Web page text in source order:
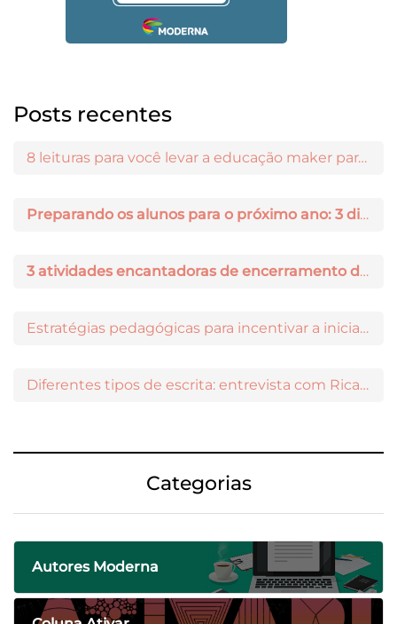
Posts recentes
8 leituras para você levar a educação maker para a sala de aula
Preparando os alunos para o próximo ano: 3 dicas práticas
3 atividades encantadoras de encerramento de ano letivo
Estratégias pedagógicas para incentivar a iniciação científica entre os estudantes
Diferentes tipos de escrita: entrevista com Ricardo Prado
Categorias
Autores Moderna